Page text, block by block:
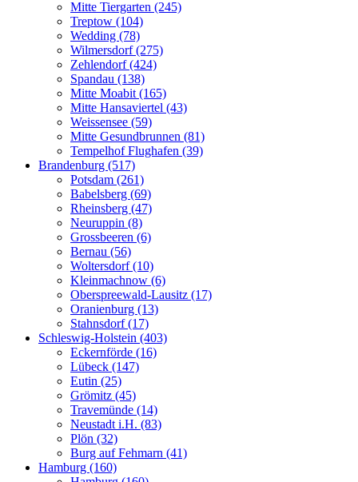
Mitte Tiergarten (245)
Treptow (104)
Wedding (78)
Wilmersdorf (275)
Zehlendorf (424)
Spandau (138)
Mitte Moabit (165)
Mitte Hansaviertel (43)
Weissensee (59)
Mitte Gesundbrunnen (81)
Tempelhof Flughafen (39)
Brandenburg (517)
Potsdam (261)
Babelsberg (69)
Rheinsberg (47)
Neuruppin (8)
Grossbeeren (6)
Bernau (56)
Woltersdorf (10)
Kleinmachnow (6)
Oberspreewald-Lausitz (17)
Oranienburg (13)
Stahnsdorf (17)
Schleswig-Holstein (403)
Eckernförde (16)
Lübeck (147)
Eutin (25)
Grömitz (45)
Travemünde (14)
Neustadt i.H. (83)
Plön (32)
Burg auf Fehmarn (41)
Hamburg (160)